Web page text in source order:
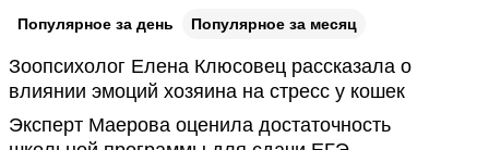
Популярное за день Популярное за месяц
Зоопсихолог Елена Клюсовец рассказала о
влиянии эмоций хозяина на стресс у кошек
Эксперт Маерова оценила достаточность